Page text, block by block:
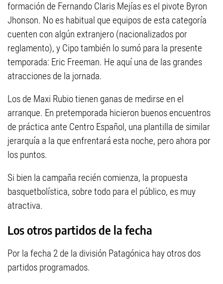
formación de Fernando Claris Mejías es el pivote Byron
Jhonson. No es habitual que equipos de esta categoría
cuenten con algún extranjero (nacionalizados por
reglamento), y Cipo también lo sumó para la presente
temporada: Eric Freeman. He aquí una de las grandes
atracciones de la jornada.
Los de Maxi Rubio tienen ganas de medirse en el
arranque. En pretemporada hicieron buenos encuentros
de práctica ante Centro Español, una plantilla de similar
jerarquía a la que enfrentará esta noche, pero ahora por
los puntos.
Si bien la campaña recién comienza, la propuesta
basquetbolística, sobre todo para el público, es muy
atractiva.
Los otros partidos de la fecha
Por la fecha 2 de la división Patagónica hay otros dos
partidos programados.